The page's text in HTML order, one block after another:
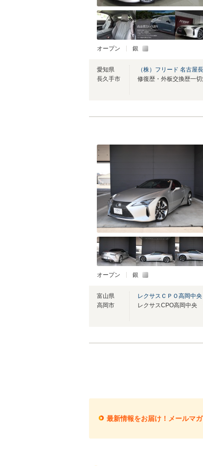
オープン 銀
愛知県
長久手市
（株）フリード 名古屋
オープン 銀
富山県
高岡市
レクサスＣＰＯ高岡中央
最新情報をお届け！メールマ